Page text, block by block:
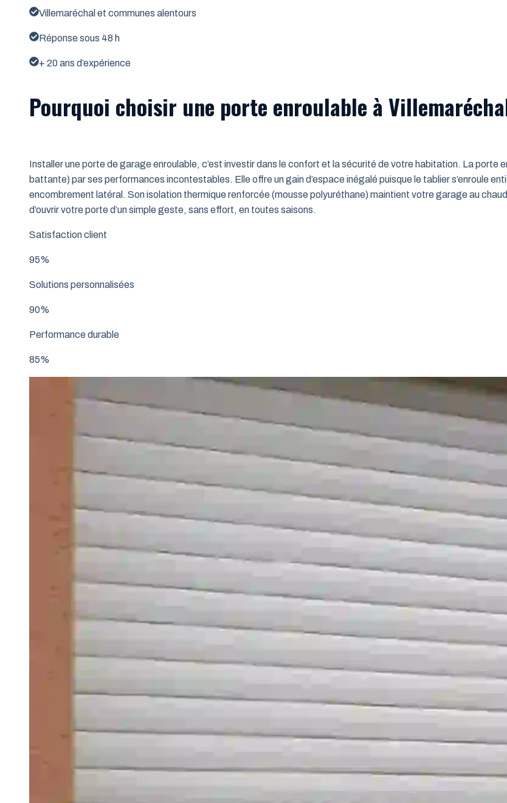
Villemaréchal et communes alentours
Réponse sous 48 h
+ 20 ans d’expérience
Pourquoi choisir une porte enroulable à
Installer une porte de garage enroulable, c’est investir dans le confort et la sécurité de votre habitation. La
battante) par ses performances incontestables. Elle offre un gain d’espace inégalé puisque le tablier s’enroule
encombrement latéral. Son isolation thermique renforcée (mousse polyuréthane) maintient votre garage au
d’ouvrir votre porte d’un simple geste, sans effort, en toutes saisons.
Satisfaction client
95%
Solutions personnalisées
90%
Performance durable
85%